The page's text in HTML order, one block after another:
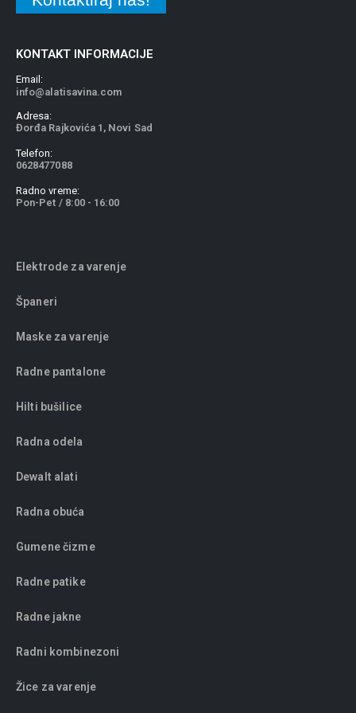
KONTAKT INFORMACIJE
Email:
info@alatisavina.com
Adresa:
Đorđa Rajkovića 1, Novi Sad
Telefon:
0628477088
Radno vreme:
Pon-Pet / 8:00 - 16:00
Elektrode za varenje
Španeri
Maske za varenje
Radne pantalone
Hilti bušilice
Radna odela
Dewalt alati
Radna obuća
Gumene čizme
Radne patike
Radne jakne
Radni kombinezoni
Žice za varenje